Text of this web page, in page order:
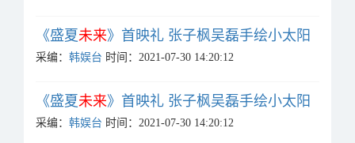
《盛夏未来》首映礼 张子枫吴磊手绘小太阳
采编： 韩娱台 时间：2021-07-30 14:20:12
《盛夏未来》首映礼 张子枫吴磊手绘小太阳
采编： 韩娱台 时间：2021-07-30 14:20:12